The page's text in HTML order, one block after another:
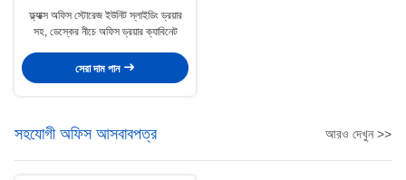
ফ্ল্যাক্স অফিস স্টোরেজ ইউনিট স্লাইডিং ড্রয়ার
সহ, ডেস্কের নীচে অফিস ড্রয়ার ক্যাবিনেট
সেরা দাম পান
সহযোগী অফিস আসবাবপত্র আরও দেখুন >>